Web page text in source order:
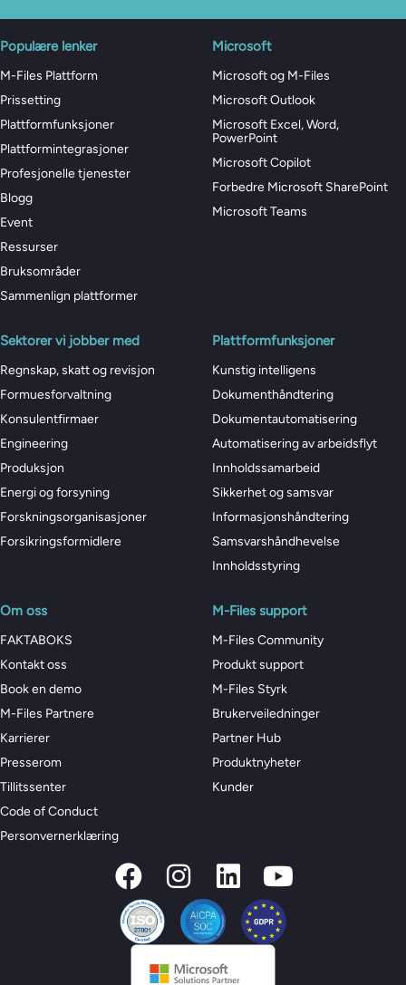
Populære lenker
M-Files Plattform
Prissetting
Plattformfunksjoner
Plattformintegrasjoner
Profesjonelle tjenester
Blogg
Event
Ressurser
Bruksområder
Sammenlign plattformer
Microsoft
Microsoft og M-Files
Microsoft Outlook
Microsoft Excel, Word,
PowerPoint
Microsoft Copilot
Forbedre Microsoft SharePoint
Microsoft Teams
Sektorer vi jobber med
Regnskap, skatt og revisjon
Formuesforvaltning
Konsulentfirmaer
Engineering
Produksjon
Energi og forsyning
Forskningsorganisasjoner
Forsikringsformidlere
Plattformfunksjoner
Kunstig intelligens
Dokumenthåndtering
Dokumentautomatisering
Automatisering av arbeidsflyt
Innholdssamarbeid
Sikkerhet og samsvar
Informasjonshåndtering
Samsvarshåndhevelse
Innholdsstyring
Om oss
FAKTABOKS
Kontakt oss
Book en demo
M-Files Partnere
Karrierer
Presserom
Tillitssenter
Code of Conduct
Personvernerklæring
M-Files support
M-Files Community
Produkt support
M-Files Styrk
Brukerveiledninger
Partner Hub
Produktnyheter
Kunder